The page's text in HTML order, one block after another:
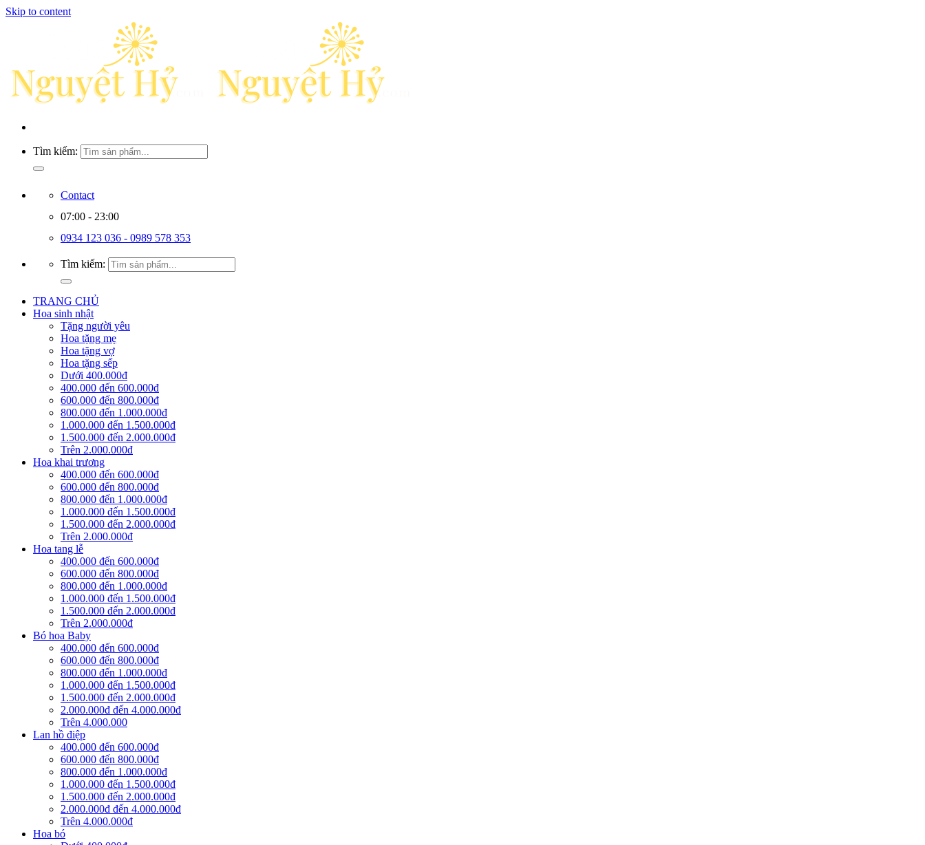
Skip to content
Tìm kiếm:
Contact
07:00 - 23:00
0934 123 036 - 0989 578 353
Tìm kiếm:
TRANG CHỦ
Hoa sinh nhật
Tặng người yêu
Hoa tặng mẹ
Hoa tặng vợ
Hoa tặng sếp
Dưới 400.000đ
400.000 đến 600.000đ
600.000 đến 800.000đ
800.000 đến 1.000.000đ
1.000.000 đến 1.500.000đ
1.500.000 đến 2.000.000đ
Trên 2.000.000đ
Hoa khai trương
400.000 đến 600.000đ
600.000 đến 800.000đ
800.000 đến 1.000.000đ
1.000.000 đến 1.500.000đ
1.500.000 đến 2.000.000đ
Trên 2.000.000đ
Hoa tang lễ
400.000 đến 600.000đ
600.000 đến 800.000đ
800.000 đến 1.000.000đ
1.000.000 đến 1.500.000đ
1.500.000 đến 2.000.000đ
Trên 2.000.000đ
Bó hoa Baby
400.000 đến 600.000đ
600.000 đến 800.000đ
800.000 đến 1.000.000đ
1.000.000 đến 1.500.000đ
1.500.000 đến 2.000.000đ
2.000.000đ đến 4.000.000đ
Trên 4.000.000
Lan hồ điệp
400.000 đến 600.000đ
600.000 đến 800.000đ
800.000 đến 1.000.000đ
1.000.000 đến 1.500.000đ
1.500.000 đến 2.000.000đ
2.000.000đ đến 4.000.000đ
Trên 4.000.000đ
Hoa bó